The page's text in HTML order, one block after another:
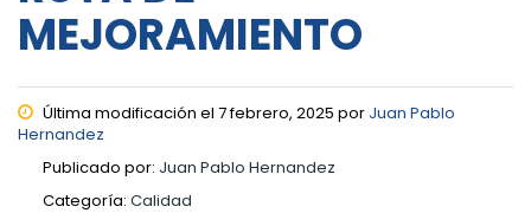
MEJORAMIENTO
Última modificación el 7 febrero, 2025 por Juan Pablo
Hernandez
Publicado por: Juan Pablo Hernandez
Categoría: Calidad